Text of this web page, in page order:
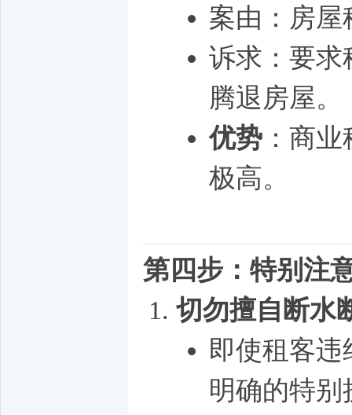
案由：房屋
诉求：要求
腾退房屋。
优势 ：商
极高。
第四步：特别注
切勿擅自断水
即使租客违
明确的特